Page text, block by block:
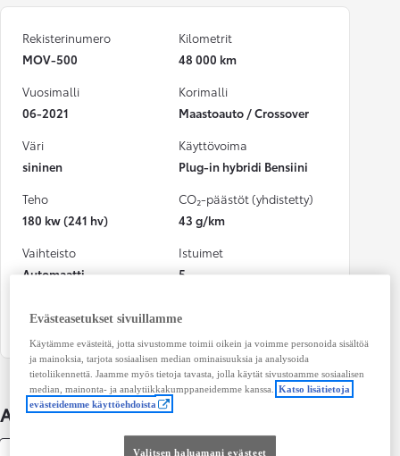
Rekisterinumero
MOV-500
Kilometrit
48 000 km
Vuosimalli
06-2021
Korimalli
Maastoauto / Crossover
Väri
sininen
Käyttövoima
Plug-in hybridi Bensiini
Teho
180 kw (241 hv)
CO₂-päästöt (yhdistetty)
43 g/km
Vaihteisto
Automaatti
Istuimet
5
Auton lisätiedot
Evästeasetukset sivuillamme
Käytämme evästeitä, jotta sivustomme toimii oikein ja voimme personoida sisältöä
ja mainoksia, tarjota sosiaalisen median ominaisuuksia ja analysoida
tietoliikennettä. Jaamme myös tietoja tavasta, jolla käytät sivustoamme sosiaalisen
median, mainonta- ja analytiikkakumppaneidemme kanssa.
Katso lisätietoja
evästeidemme käyttöehdoista
Valitsen haluamani evästeet